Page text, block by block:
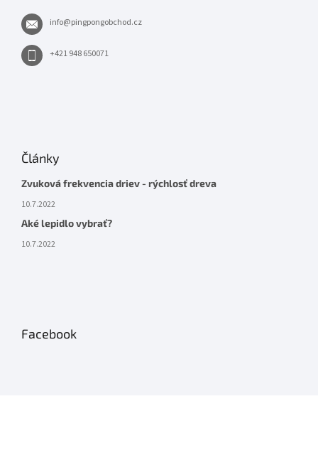
info@pingpongobchod.cz
+421 948 650071
Články
Zvuková frekvencia driev - rýchlosť dreva
10.7.2022
Aké lepidlo vybrať?
10.7.2022
Facebook